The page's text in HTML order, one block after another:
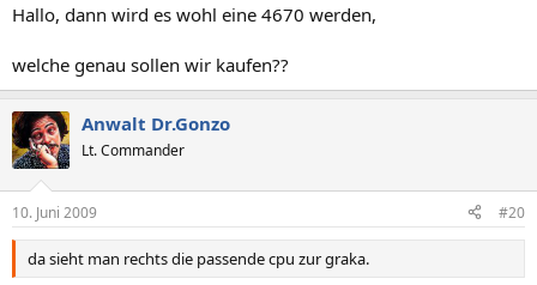
Hallo, dann wird es wohl eine 4670 werden,
welche genau sollen wir kaufen??
Anwalt Dr.Gonzo
Lt. Commander
10. Juni 2009 #20
da sieht man rechts die passende cpu zur graka.